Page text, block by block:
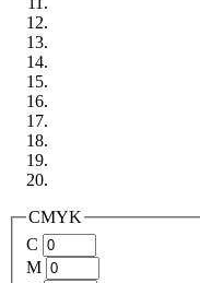
CMYK
C
M